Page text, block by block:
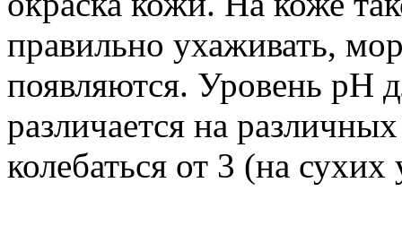
правильно ухаживать,
появляются. Уровень pH
различается на
колебаться от 3 (на